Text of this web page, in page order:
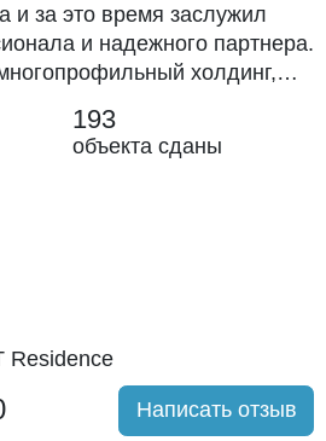
и за это время заслужил
и надежного партнера.
холдинг,
сферах строительства,
193
объекта сданы
Residence
Написать отзыв